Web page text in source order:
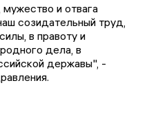
и отвага
созидательный труд,
в правоту и
дела, в
державы", -